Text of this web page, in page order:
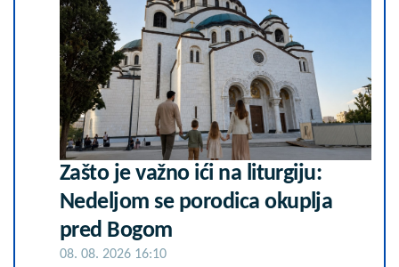
Zašto je važno ići na liturgiju:
Nedeljom se porodica okuplja
pred Bogom
08. 08. 2026 16:10